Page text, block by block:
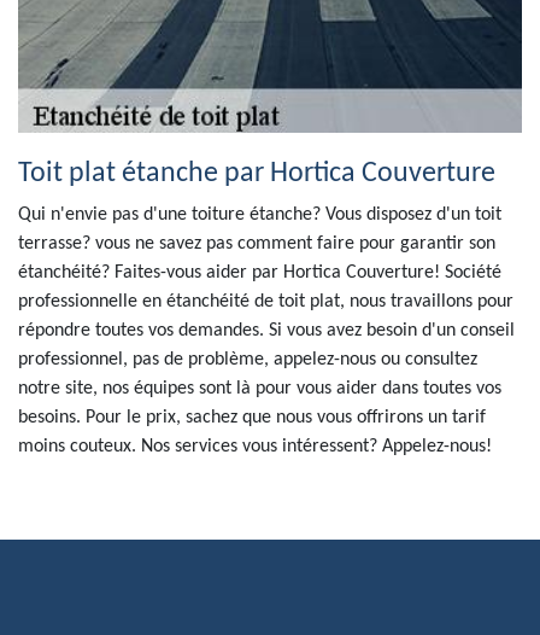
Toit plat étanche par Hortica Couverture
Qui n'envie pas d'une toiture étanche? Vous disposez d'un toit
terrasse? vous ne savez pas comment faire pour garantir son
étanchéité? Faites-vous aider par Hortica Couverture! Société
professionnelle en étanchéité de toit plat, nous travaillons pour
répondre toutes vos demandes. Si vous avez besoin d'un conseil
professionnel, pas de problème, appelez-nous ou consultez
notre site, nos équipes sont là pour vous aider dans toutes vos
besoins. Pour le prix, sachez que nous vous offrirons un tarif
moins couteux. Nos services vous intéressent? Appelez-nous!